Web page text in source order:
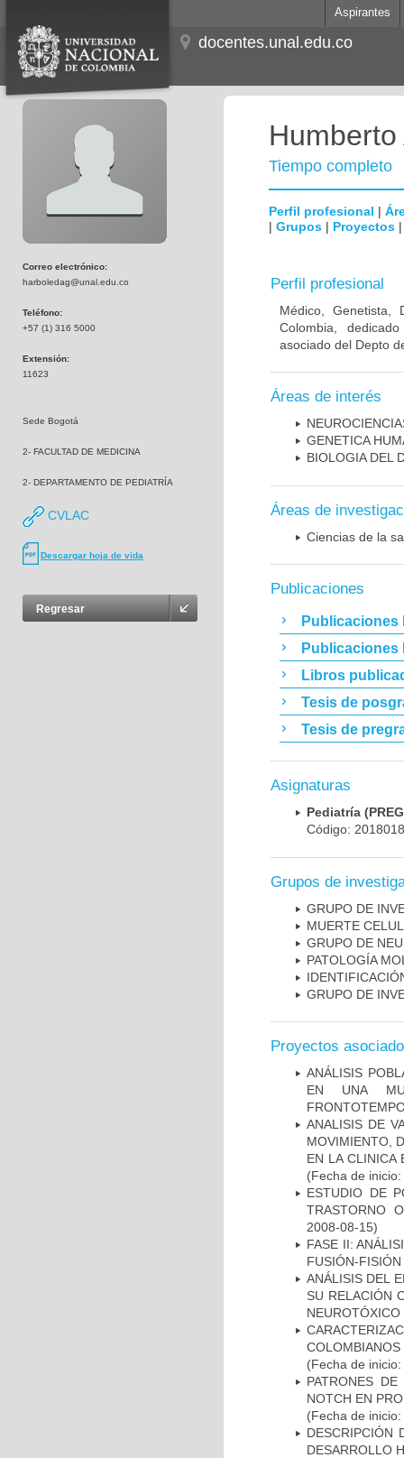
Aspirantes
docentes.unal.edu.co
Correo electrónico:
harboledag@unal.edu.co
Teléfono:
+57 (1) 316 5000
Extensión:
11623
Sede Bogotá
2- FACULTAD DE MEDICINA
2- DEPARTAMENTO DE PEDIATRÍA
CVLAC
Descargar hoja de vida
Regresar
Tiempo completo
Perfil profesional |
| Grupos | Proyectos
Perfil profesional
Médico, Genetista,
Colombia,
asociado del Depto
Áreas de interés
GENETICA
BIOLOGIA DEL
Áreas de
Ciencias de la
Publicaciones
Publicaciones
Publicaciones
Libros
Tesis de
Tesis de
Asignaturas
Pediatría
Código:
Grupos de
GRUPO DE
MUERTE
GRUPO DE
PATOLOGÍA
GRUPO DE
Proyectos
ANÁLISIS
EN UNA
ANALISIS DE
MOVIMIENTO,
EN LA CLINICA
(Fecha de
ESTUDIO DE
TRASTORNO
2008-08-15)
FASE II:
FUSIÓN-
ANÁLISIS DEL
SU RELACIÓN
NEUROTÓXICO
(Fecha de
PATRONES
NOTCH EN
(Fecha de
DESCRIPCIÓN
DESARROLLO